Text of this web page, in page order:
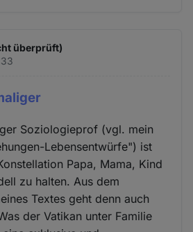
überprüft)
Soziologieprof (vgl. mein
Lebensentwürfe") ist
Papa, Mama, Kind
zu halten. Aus dem
Textes geht denn auch
der Vatikan unter Familie